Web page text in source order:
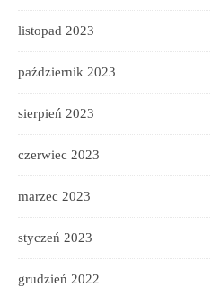
listopad 2023
październik 2023
sierpień 2023
czerwiec 2023
marzec 2023
styczeń 2023
grudzień 2022